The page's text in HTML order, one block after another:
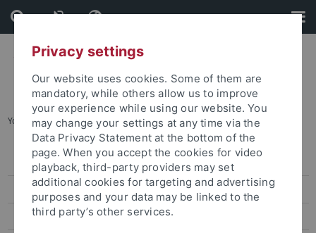
Skip
to
content
Skip
to
footer
You are here: Home ... bwGPT/Ask Alma
Veranstaltungen
Funding Formats
Generative KI in Lehre und Forschung
Privacy settings
Our website uses cookies. Some of them are
mandatory, while others allow us to improve
your experience while using our website. You
may change your settings at any time via the
Data Privacy Statement at the bottom of the
page. When you accept the cookies for video
playback, third-party providers may set
additional cookies for targeting and advertising
purposes and your data may be linked to the
third party’s other services.